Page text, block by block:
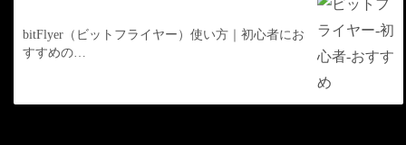
bitFlyer（ビットフライヤー）使い方｜初心者にお
すすめの…